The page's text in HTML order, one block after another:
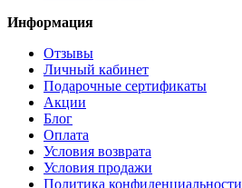
Информация
Отзывы
Личный кабинет
Подарочные сертификаты
Акции
Блог
Оплата
Условия возврата
Условия продажи
Политика конфиденциальности